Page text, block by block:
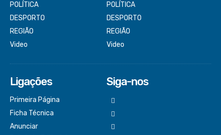
POLÍTICA
DESPORTO
REGIÃO
Video
POLÍTICA
DESPORTO
REGIÃO
Video
Ligações
Primeira Página
Ficha Técnica
Anunciar
Siga-nos